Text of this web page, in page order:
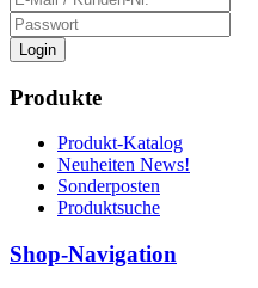
Login
Produkte
Produkt-Katalog
Neuheiten News!
Sonderposten
Produktsuche
Shop-Navigation